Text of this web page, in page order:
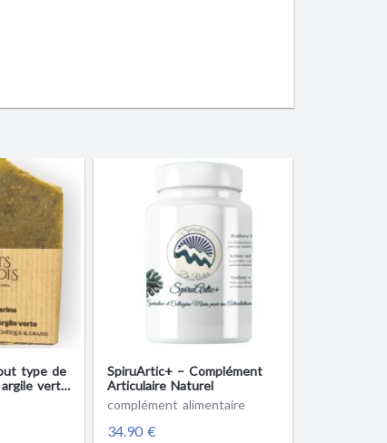
type de
verte
SpiruArtic+ – Complément
Articulaire Naturel
complément alimentaire
34.90 €